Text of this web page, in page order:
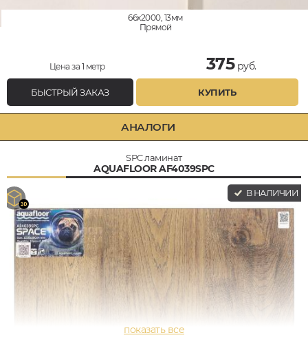
66x2000, 13мм
Прямой
Цена за 1 метр 375руб.
БЫСТРЫЙ ЗАКАЗ КУПИТЬ
АНАЛОГИ
SPC ламинат
AQUAFLOOR AF4039SPC
В НАЛИЧИИ